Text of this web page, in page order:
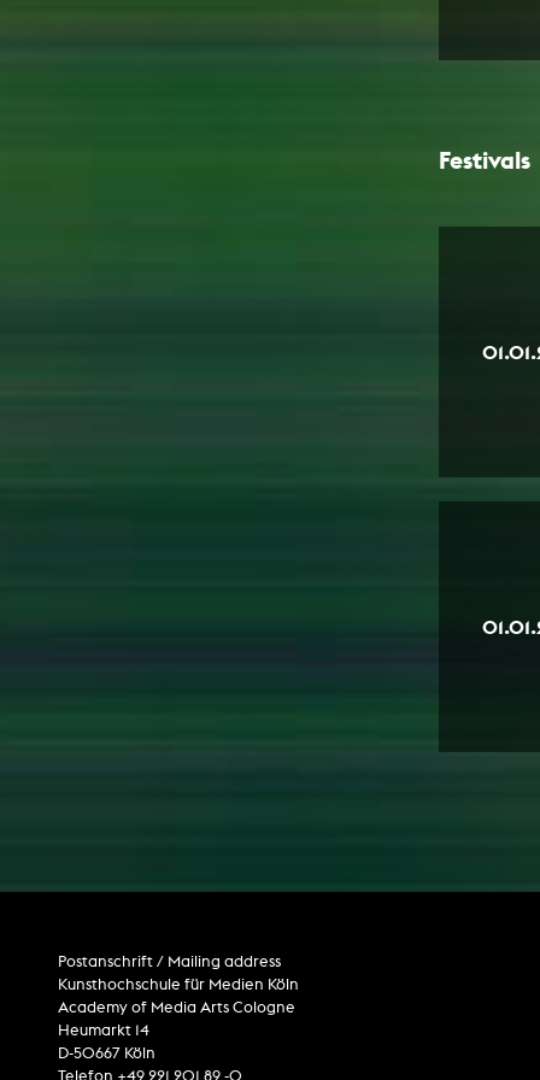
Festivals
Postanschrift / Mailing address
Kunsthochschule für Medien Köln
Academy of Media Arts Cologne
Heumarkt 14
D-50667 Köln
Telefon +49 221 201 89 -0